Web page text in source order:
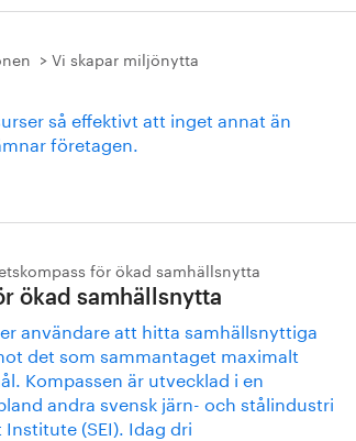
Vi skapar miljönytta
så effektivt att inget annat än
företagen.
för ökad samhällsnytta
ökad samhällsnytta
användare att hitta samhällsnyttiga
det som sammantaget maximalt
Kompassen är utvecklad i en
andra svensk järn- och stålindustri
(SEI). Idag dri